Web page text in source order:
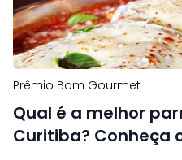
Prêmio Bom Gourmet
Qual é a melhor
Curitiba? Conheça